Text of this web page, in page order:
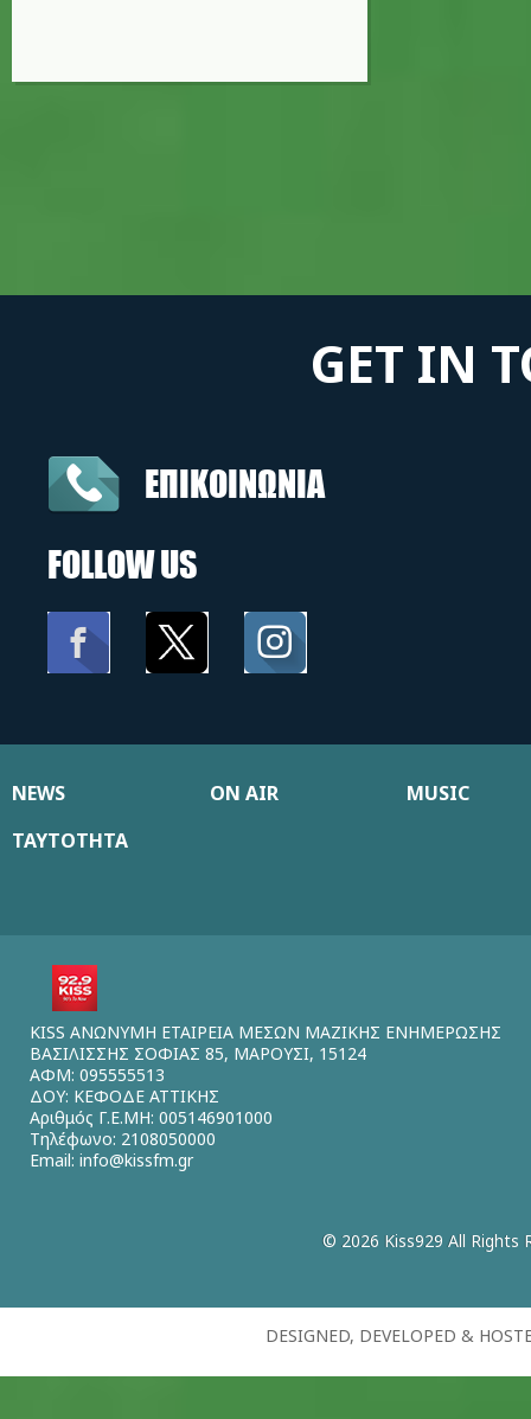
GET IN
ΕΠΙΚΟΙΝΩΝΙΑ
FOLLOW US
NEWS ON AIR
MUSIC
ΤΑΥΤΟΤΗΤΑ
KISS ΑΝΩΝΥΜΗ ΕΤΑΙΡΕΙΑ ΜΕΣΩΝ ΜΑΖΙΚΗΣ ΕΝΗΜΕΡΩΣΗΣ
ΒΑΣΙΛΙΣΣΗΣ ΣΟΦΙΑΣ 85, ΜΑΡΟΥΣΙ, 15124
ΑΦΜ: 095555513
ΔΟΥ: ΚΕΦΟΔΕ ΑΤΤΙΚΗΣ
Αριθμός Γ.Ε.ΜΗ: 005146901000
Τηλέφωνο: 2108050000
Email: info@kissfm.gr
© 2026 Kiss929 All Rights
DESIGNED, DEVELOPED &